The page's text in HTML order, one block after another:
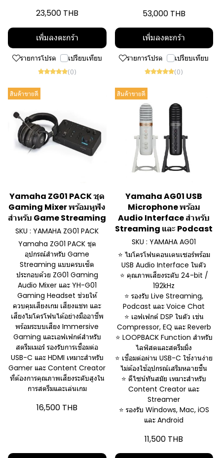
23,500 THB
เพิ่มลงตะกร้า
รายการโปรด เปรียบเทียบ
(0)
53,000 THB
เพิ่มลงตะกร้า
รายการโปรด เปรียบเทียบ
(0)
สินค้าขายดี
Yamaha ZG01 PACK ชุด
Gaming Mixer พร้อมหูฟัง
สำหรับ Game Streaming
SKU : YAMAHA ZG01 PACK
Yamaha ZG01 PACK ชุด
อุปกรณ์สำหรับ Game
Streaming แบบครบเซ็ต
ประกอบด้วย ZG01 Gaming
Audio Mixer และ YH-G01
Gaming Headset ช่วยให้
ควบคุมเสียงเกม เสียงแชท และ
เสียงไมโครโฟนได้อย่างมืออาชีพ
พร้อมระบบเสียง Immersive
Gaming และเอฟเฟกต์สำหรับ
สตรีมเมอร์ รองรับการเชื่อมต่อ
USB-C และ HDMI เหมาะสำหรับ
Gamer และ Content Creator
ที่ต้องการคุณภาพเสียงระดับสูงใน
การสตรีมและเล่นเกม
16,500 THB
สินค้าขายดี
Yamaha AG01 USB
Microphone พร้อม
Audio Interface สำหรับ
Streaming และ Podcast
SKU : YAMAHA AG01
⭐ ไมโครโฟนคอนเดนเซอร์พร้อม
USB Audio Interface ในตัว
⭐ คุณภาพเสียงระดับ 24-bit /
192kHz
⭐ รองรับ Live Streaming,
Podcast และ Voice Chat
⭐ เอฟเฟกต์ DSP ในตัว เช่น
Compressor, EQ และ Reverb
⭐ LOOPBACK Function สำหรับ
ไลฟ์สดและสตรีมมิ่ง
⭐ เชื่อมต่อผ่าน USB-C ใช้งานง่าย
ไม่ต้องใช้อุปกรณ์เสริมหลายชิ้น
⭐ ดีไซน์ทันสมัย เหมาะสำหรับ
Content Creator และ
Streamer
⭐ รองรับ Windows, Mac, iOS
และ Android
11,500 THB